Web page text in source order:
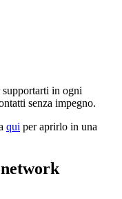
supportarti in ogni
senza impegno.
qui per aprirlo in una